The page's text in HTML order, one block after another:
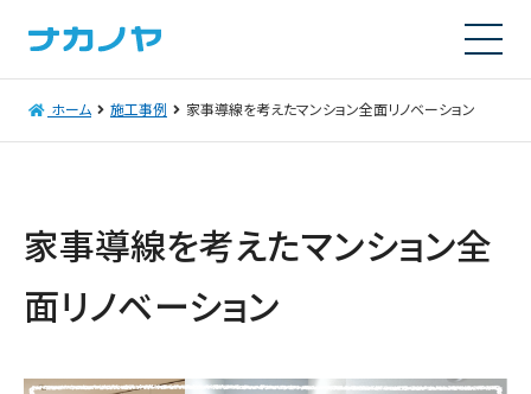
ホーム 施工事例 家事導線を考えたマンション全面リノベーション
家事導線を考えたマンション全
面リノベーション